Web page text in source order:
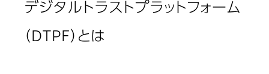
デジタルトラストプラットフォーム
（DTPF）とは